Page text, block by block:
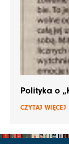
Polityka o
CZYTAJ WIĘCEJ